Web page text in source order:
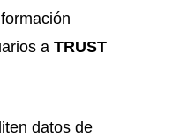
a TRUST
datos de